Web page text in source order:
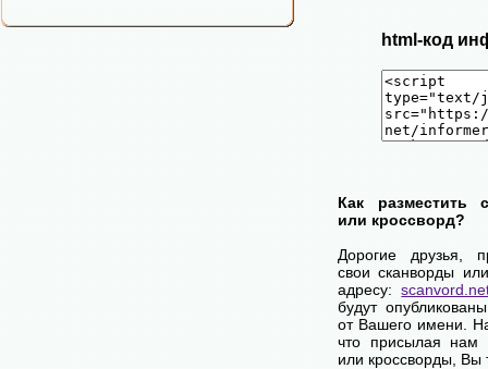
html-код
Как разместить
или кроссворд?
Дорогие друзья,
свои сканворды
адресу:
будут
от Вашего имени.
что присылая нам
или кроссворды,